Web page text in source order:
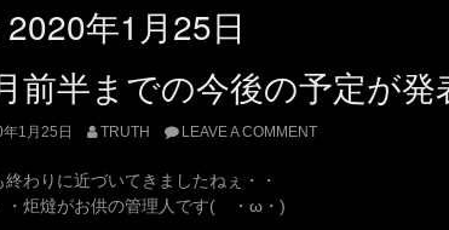
2020年1月25日
前半までの今後の予定が発
1月25日 TRUTH LEAVE A COMMENT
終わりに近づいてきましたねぇ・・
・炬燵がお供の管理人です( ・ω・)